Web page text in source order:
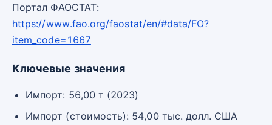
Портал ФАОСТАТ:
https://www.fao.org/faostat/en/#data/FO?
item_code=1667
Ключевые значения
Импорт: 56,00 т (2023)
Импорт (стоимость): 54,00 тыс. долл. США